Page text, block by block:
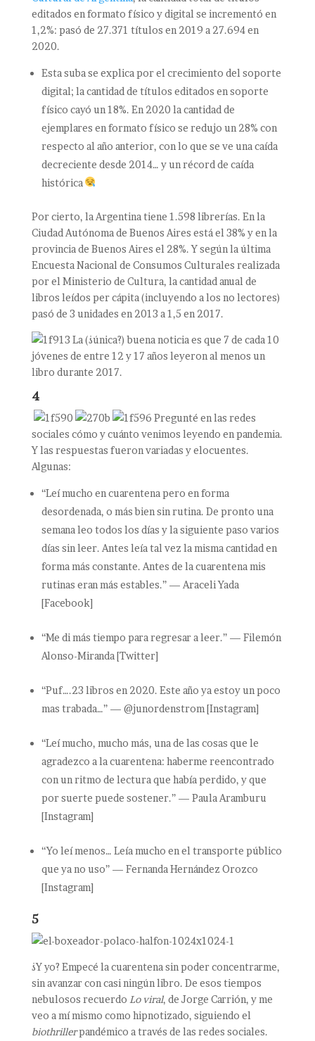
editados en formato físico y digital se incrementó en
1,2%: pasó de 27.371 títulos en 2019 a 27.694 en
2020.
Esta suba se explica por el crecimiento del soporte
digital; la cantidad de títulos editados en soporte
físico cayó un 18%. En 2020 la cantidad de
ejemplares en formato físico se redujo un 28% con
respecto al año anterior, con lo que se ve una caída
decreciente desde 2014… y un récord de caída
histórica
Por cierto, la Argentina tiene 1.598 librerías. En la
Ciudad Autónoma de Buenos Aires está el 38% y en la
provincia de Buenos Aires el 28%. Y según la última
Encuesta Nacional de Consumos Culturales realizada
por el Ministerio de Cultura, la cantidad anual de
libros leídos per cápita (incluyendo a los no lectores)
pasó de 3 unidades en 2013 a 1,5 en 2017.
La (¿única?) buena noticia es que 7 de cada 10
jóvenes de entre 12 y 17 años leyeron al menos un
libro durante 2017.
4
Pregunté en las redes
sociales cómo y cuánto venimos leyendo en pandemia.
Y las respuestas fueron variadas y elocuentes.
Algunas:
“Leí mucho en cuarentena pero en forma
desordenada, o más bien sin rutina. De pronto una
semana leo todos los días y la siguiente paso varios
días sin leer. Antes leía tal vez la misma cantidad en
forma más constante. Antes de la cuarentena mis
rutinas eran más estables.” — Araceli Yada
[Facebook]
“Me di más tiempo para regresar a leer.” — Filemón
Alonso-Miranda [Twitter]
“Puf….23 libros en 2020. Este año ya estoy un poco
mas trabada…” — @junordenstrom [Instagram]
“Leí mucho, mucho más, una de las cosas que le
agradezco a la cuarentena: haberme reencontrado
con un ritmo de lectura que había perdido, y que
por suerte puede sostener.” — Paula Aramburu
[Instagram]
“Yo leí menos… Leía mucho en el transporte público
que ya no uso” — Fernanda Hernández Orozco
[Instagram]
5
¿Y yo? Empecé la cuarentena sin poder concentrarme,
sin avanzar con casi ningún libro. De esos tiempos
nebulosos recuerdo Lo viral, de Jorge Carrión, y me
veo a mí mismo como hipnotizado, siguiendo el
biothrillerpandémico a través de las redes sociales.